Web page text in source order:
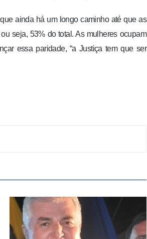
ainda há um longo caminho até que as
seja, 53% do total. As mulheres ocupam
essa paridade, “a Justiça tem que ser